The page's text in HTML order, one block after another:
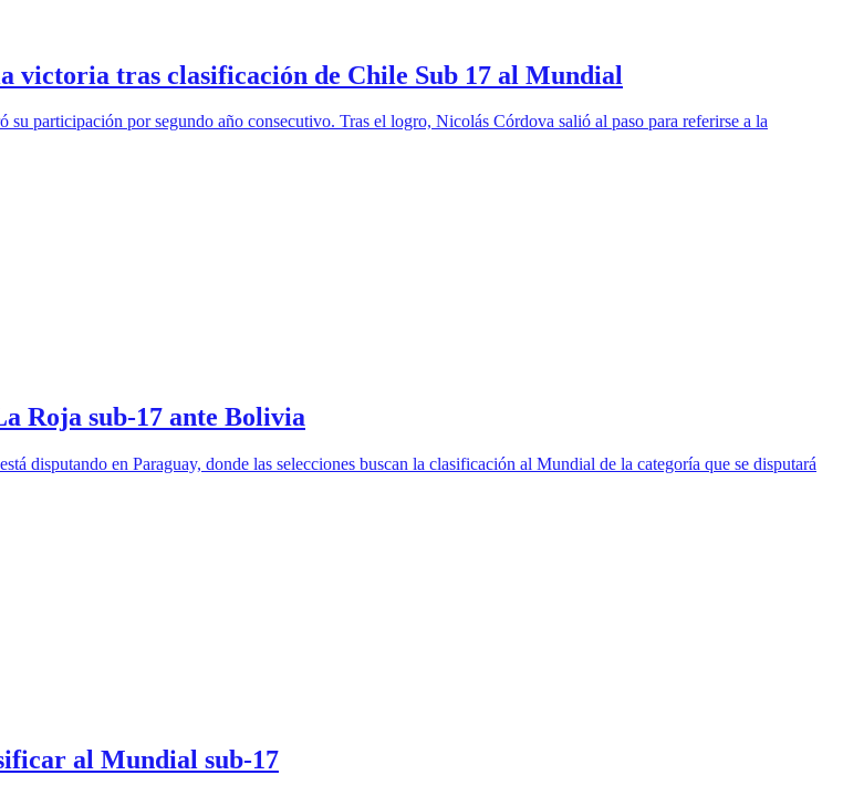
victoria tras clasificación de Chile Sub 17 al Mundial
participación por segundo año consecutivo. Tras el logro, Nicolás Córdova salió al paso para referirse a la
Roja sub-17 ante Bolivia
disputando en Paraguay, donde las selecciones buscan la clasificación al Mundial de la categoría que se disputará
al Mundial sub-17